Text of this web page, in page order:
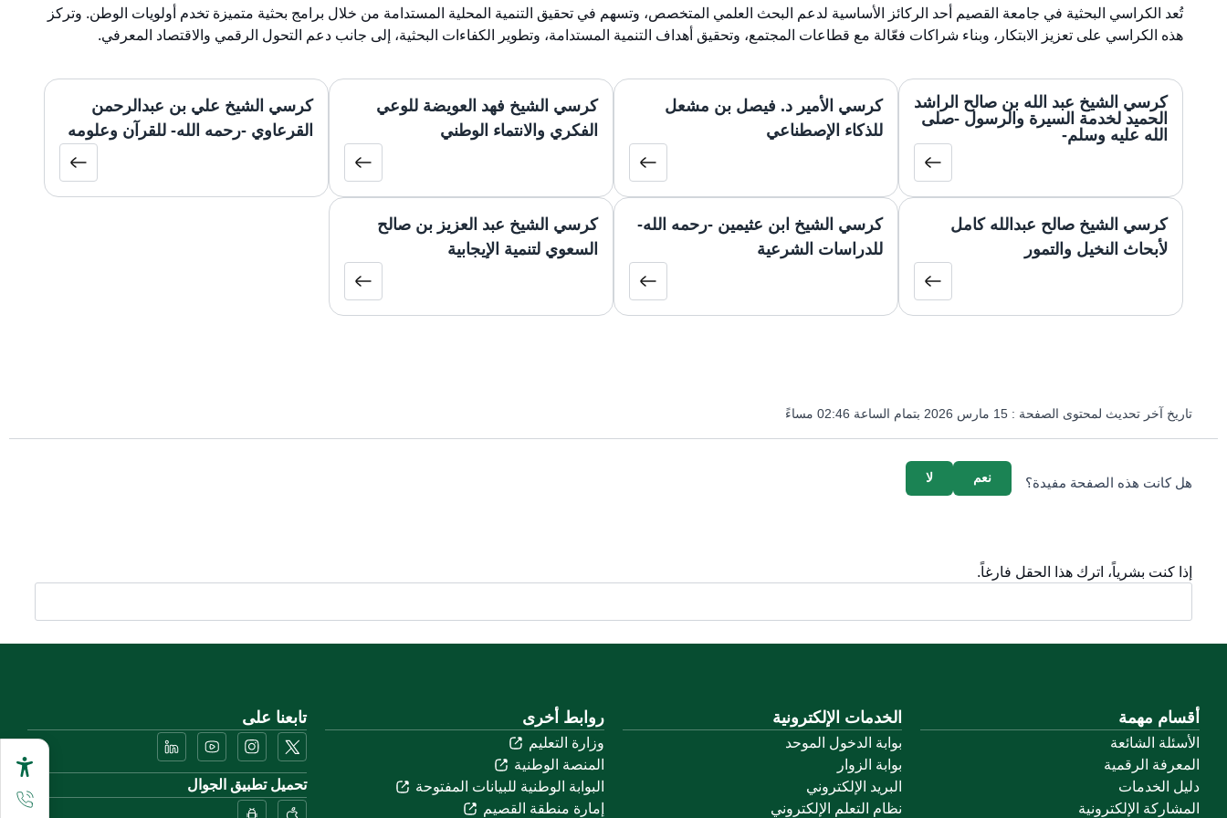
تُعد الكراسي البحثية في جامعة القصيم أحد الركائز الأساسية لدعم البحث العلمي المتخصص، وتسهم في تحقيق التنمية المحلية المستدامة من خلال برامج بحثية متميزة تخدم أولويات الوطن. وتركز
هذه الكراسي على تعزيز الابتكار، وبناء شراكات فعّالة مع قطاعات المجتمع، وتحقيق أهداف التنمية المستدامة، وتطوير الكفاءات البحثية، إلى جانب دعم التحول الرقمي والاقتصاد المعرفي.
كرسي الشيخ عبد الله بن صالح الراشد
الحميد لخدمة السيرة والرسول -صلى
الله عليه وسلم-
كرسي الأمير د. فيصل بن مشعل
للذكاء الإصطناعي
كرسي الشيخ فهد العويضة للوعي
الفكري والانتماء الوطني
كرسي الشيخ علي بن عبدالرحمن
القرعاوي -رحمه الله- للقرآن وعلومه
كرسي الشيخ صالح عبدالله كامل
لأبحاث النخيل والتمور
كرسي الشيخ ابن عثيمين -رحمه الله-
للدراسات الشرعية
كرسي الشيخ عبد العزيز بن صالح
السعوي لتنمية الإيجابية
تاريخ آخر تحديث لمحتوى الصفحة : 15 مارس 2026 بتمام الساعة 02:46 مساءً
هل كانت هذه الصفحة مفيدة؟ لا نعم
إذا كنت بشرياً، اترك هذا الحقل فارغاً.
أقسام مهمة
الأسئلة الشائعة
المعرفة الرقمية
دليل الخدمات
المشاركة الإلكترونية
الخدمات الإلكترونية
بوابة الدخول الموحد
بوابة الزوار
البريد الإلكتروني
نظام التعلم الإلكتروني
روابط أخرى
وزارة التعليم
المنصة الوطنية
البوابة الوطنية للبيانات المفتوحة
إمارة منطقة القصيم
تابعنا على
تحميل تطبيق الجوال